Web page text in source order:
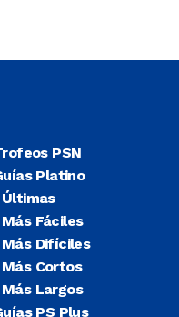
PSN
Platino
Últimas
Más Fáciles
Más Difíciles
Más Cortos
Más Largos
PS Plus